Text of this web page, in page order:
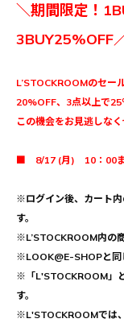
＼期間限定！
3BUY25%OFF
L’STOCKROOMのセー
20%OFF、3点以上で25
この機会をお見逃しなく
■ 8/17 (月) 10：00
※ログイン後、カート内
す。
※L’STOCKROOM内の
※LOOK@E-SHOPと同
※「L'STOCKROOM」
す。
※L'STOCKROOMでは